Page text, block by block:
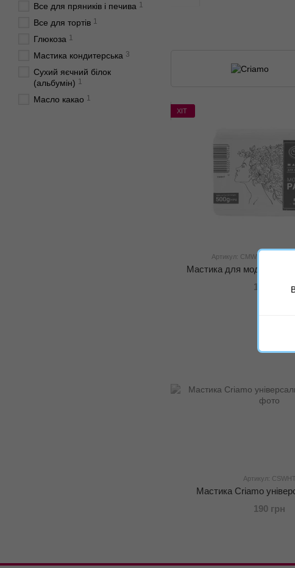
ХІТ
Артикул: CMWHT
Мастика для
190 грн
Артикул: CSWHT
Мастика Criamo
190 грн
Все для пряників і печива 1
Все для тортів 1
Глюкоза 1
Мастика кондитерська 3
Сухий яєчний білок
(альбумін) 1
Масло какао 1